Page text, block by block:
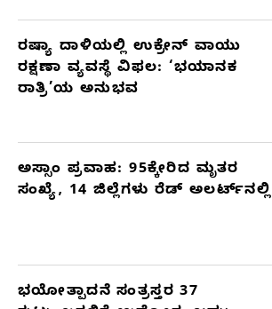
ರಷ್ಯಾ ದಾಳಿಯಲ್ಲಿ ಉಕ್ರೇನ್ ವಾಯು
ರಕ್ಷಣಾ ವ್ಯವಸ್ಥೆ ವಿಫಲ: ‘ಭಯಾನಕ
ರಾತ್ರಿ’ಯ ಅನುಭವ
ಅಸ್ಸಾಂ ಪ್ರವಾಹ: 95ಕ್ಕೇರಿದ ಮೃತರ
ಸಂಖ್ಯೆ, 14 ಜಿಲ್ಲೆಗಳು ರೆಡ್ ಅಲರ್ಟ್‌ನಲ್ಲಿ
ಭಯೋತ್ಪಾದನೆ ಸಂತ್ರಸ್ತರ 37